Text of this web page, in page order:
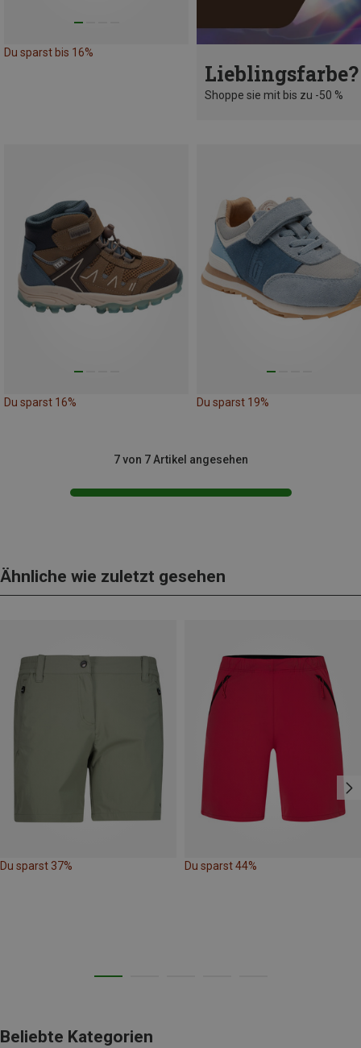
Du sparst bis 16%
Lieblingsfarbe?
Shoppe sie mit bis zu -50 %
Du sparst 16% Du sparst 19%
7 von 7 Artikel angesehen
Ähnliche wie zuletzt gesehen
Du sparst 37% Du sparst 44%
Beliebte Kategorien